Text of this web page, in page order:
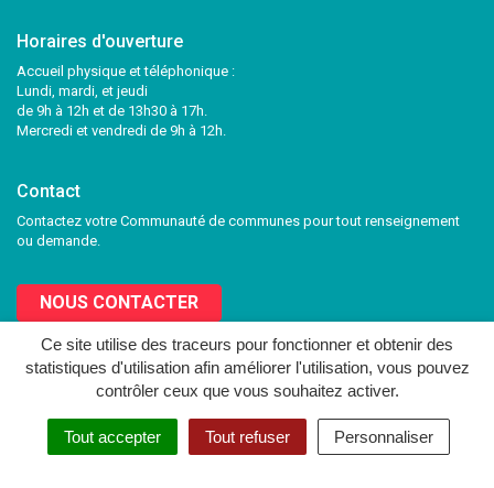
Ce site utilise des traceurs pour fonctionner et obtenir des
statistiques d'utilisation afin améliorer l'utilisation, vous pouvez
contrôler ceux que vous souhaitez activer.
Tout accepter Tout refuser Personnaliser
Horaires d'ouverture
Accueil physique et téléphonique :
Lundi, mardi, et jeudi
de 9h à 12h et de 13h30 à 17h.
Mercredi et vendredi de 9h à 12h.
Contact
Contactez votre Communauté de communes pour tout renseignement
ou demande.
NOUS CONTACTER
Lien
vers
le
compte
Facebook
Lien
vers
le
compte
Twitter
MENTIONS LÉGALES PLAN DU SITE CRÉDITS NOUS CONTACTER